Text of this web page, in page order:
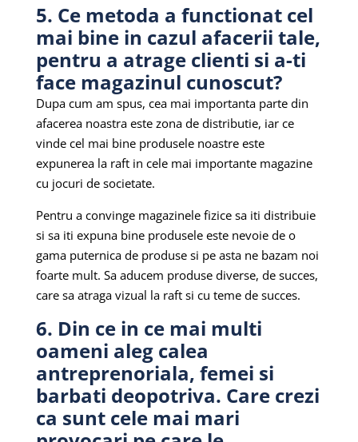
5. Ce metoda a functionat cel
mai bine in cazul afacerii tale,
pentru a atrage clienti si a-ti
face magazinul cunoscut?
Dupa cum am spus, cea mai importanta parte din
afacerea noastra este zona de distributie, iar ce
vinde cel mai bine produsele noastre este
expunerea la raft in cele mai importante magazine
cu jocuri de societate.
Pentru a convinge magazinele fizice sa iti distribuie
si sa iti expuna bine produsele este nevoie de o
gama puternica de produse si pe asta ne bazam noi
foarte mult. Sa aducem produse diverse, de succes,
care sa atraga vizual la raft si cu teme de succes.
6. Din ce in ce mai multi
oameni aleg calea
antreprenoriala, femei si
barbati deopotriva. Care crezi
ca sunt cele mai mari